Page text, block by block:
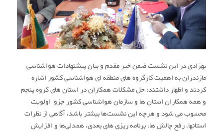
بهزادی در این نشست ضمن خیر مقدم و بیان پیشنهادات هواشناسی
مازندران به اهمیت کارگروه های منطقه ای هواشناسی کشور اشاره
کردند و اظهار داشتند: حل مشکلات همکاران در استان های گروه پنجم
و همه همکاران استان ها و سازمان هواشناسی کشور جزو اولویت
محسوب می شود و هرچه این نشست‌ها بیشتر باشد، آگاهی از نظرات
استانها، رفع چالش ها، برنامه ریزی های بعدی، همدلی‌ها و افزایش